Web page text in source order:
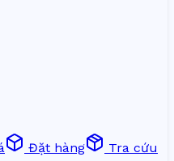
Đặt hàng
Tra cứu